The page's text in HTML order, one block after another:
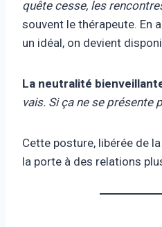
quête cesse, les
souvent le thérapeute. En
un idéal, on devient
La neutralité
vais. Si ça ne se présente
Cette posture, libérée de
la porte à des relations